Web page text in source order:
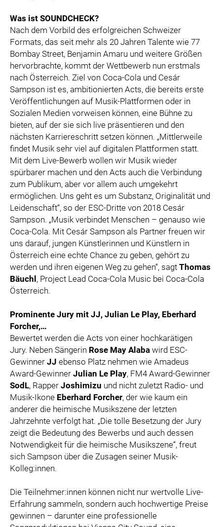
Was ist SOUNDCHECK?
Nach dem Vorbild des erfolgreichen Schweizer
Formats, das seit mehr als 20 Jahren Talente wie 77
Bombay Street, Benjamin Amaru und weitere Größen
hervorbrachte, kommt der Wettbewerb nun erstmals
nach Österreich. Ziel von Coca-Cola und Cesár
Sampson ist es, ambitionierten Acts, die bereits erste
Veröffentlichungen auf Musik-Plattformen oder in
Sozialen Medien vorweisen können, eine Bühne zu
bieten, auf der sie sich live präsentieren und den
nächsten Karriereschritt setzen können. „Mittlerweile
findet Musik sehr viel auf digitalen Plattformen statt.
Mit dem Live-Bewerb wollen wir Musik wieder
spürbarer machen und den Acts auch die Verbindung
zum Publikum, aber vor allem auch umgekehrt
ermöglichen. Uns geht es um Substanz, Originalität und
Leidenschaft“, so der ESC-Dritte von 2018 Cesár
Sampson. „Musik verbindet Menschen – genauso wie
Coca-Cola. Mit Cesár Sampson als Partner freuen wir
uns darauf, jungen Künstlerinnen und Künstlern in
Österreich eine echte Chance zu geben, gehört zu
werden und ihren eigenen Weg zu gehen“, sagt Thomas
Bäuchl, Project Lead Coca-Cola Music bei Coca-Cola
Österreich.
Prominente Jury mit JJ, Julian Le Play, Eberhard
Forcher,…
Bewertet werden die Acts von einer hochkarätigen
Jury. Neben Sängerin Rose May Alaba wird ESC-
Gewinner JJ ebenso Platz nehmen wie Amadeus
Award-Gewinner Julian Le Play, FM4 Award-Gewinner
SodL, Rapper Joshimizu und nicht zuletzt Radio- und
Musik-Ikone Eberhard Forcher, der wie kaum ein
anderer die heimische Musikszene der letzten
Jahrzehnte verfolgt hat. „Die tolle Besetzung der Jury
zeigt die Bedeutung des Bewerbs und auch dessen
Notwendigkeit für die heimische Musikszene“, freut
sich Sampson über die Zusagen seiner Musik-
Kolleg:innen.
Die Teilnehmer:innen können nicht nur wertvolle Live-
Erfahrung sammeln, sondern auch hochwertige Preise
gewinnen – darunter eine professionelle